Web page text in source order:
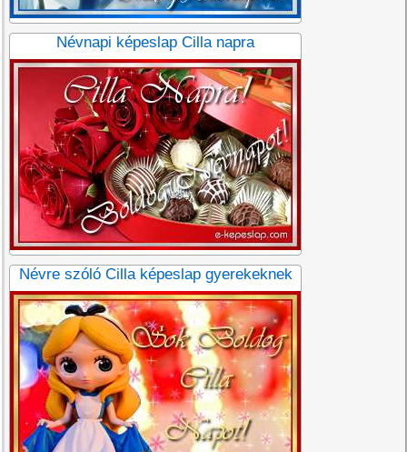
Névnapi képeslap Cilla napra
Névre szóló Cilla képeslap gyerekeknek